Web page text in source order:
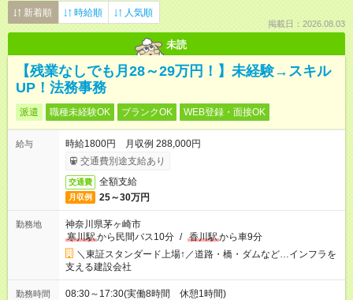
新着順 時給順 人気順
掲載日：2026.08.03
未読
【残業なしでも月28～29万円！】未経験→スキル
UP！法務事務
派遣 職種未経験OK ブランクOK WEB登録・面接OK
給与
時給1800円 月収例 288,000円
交通費別途支給あり
交通費 全額支給
月収例 25～30万円
勤務地
神奈川県茅ヶ崎市
寒川駅から民間バス10分 / 香川駅から車9分
＼東証スタンダード上場↑／道路・橋・ダムなど…インフラを
支える建設会社
勤務時間 08:30～17:30(実働8時間 休憩1時間)